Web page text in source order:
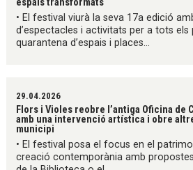
• El festival viurà la seva 17a edició
d’espectacles i activitats per a tots els
quarantena d’espais i places...
29.04.2026
Flors i Violes reobre l’antiga Oficina de
amb una intervenció artística i obre
municipi
• El festival posa el focus en el
creació contemporània amb